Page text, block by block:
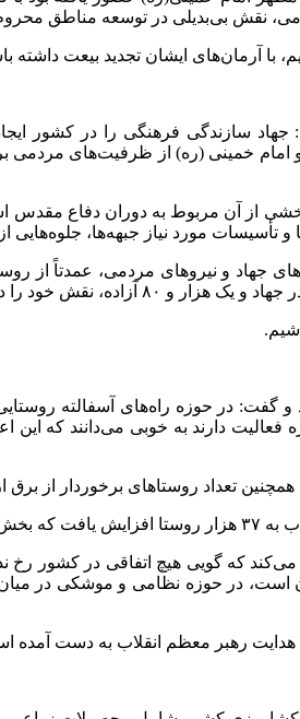
نقش بی‌بدیلی در توسعه مناطق
ایشان تجدید بیعت داشته
سازندگی فرهنگی را در کشور
امام خمینی (ره) از ظرفیت‌های
از آن مربوط به دوران دفاع
مورد نیاز جبهه‌ها، جلوه‌هایی
نیروهای جهاد در جنگ تحمیلی گفت: در این مسیر ۵۴۰ هزار نفر از
در حوزه راه‌های آسفالته
که در این حوزه فعالیت دارند به خوبی
که گویی هیچ اتفاقی در کشور
هدایت رهبر معظم انقلاب به دست آمده